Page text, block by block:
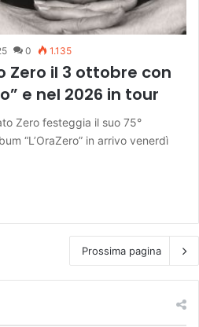
0 1.135
Zero il 3 ottobre con
e nel 2026 in tour
Zero festeggia il suo 75°
“L’OraZero” in arrivo venerdì
Prossima pagina